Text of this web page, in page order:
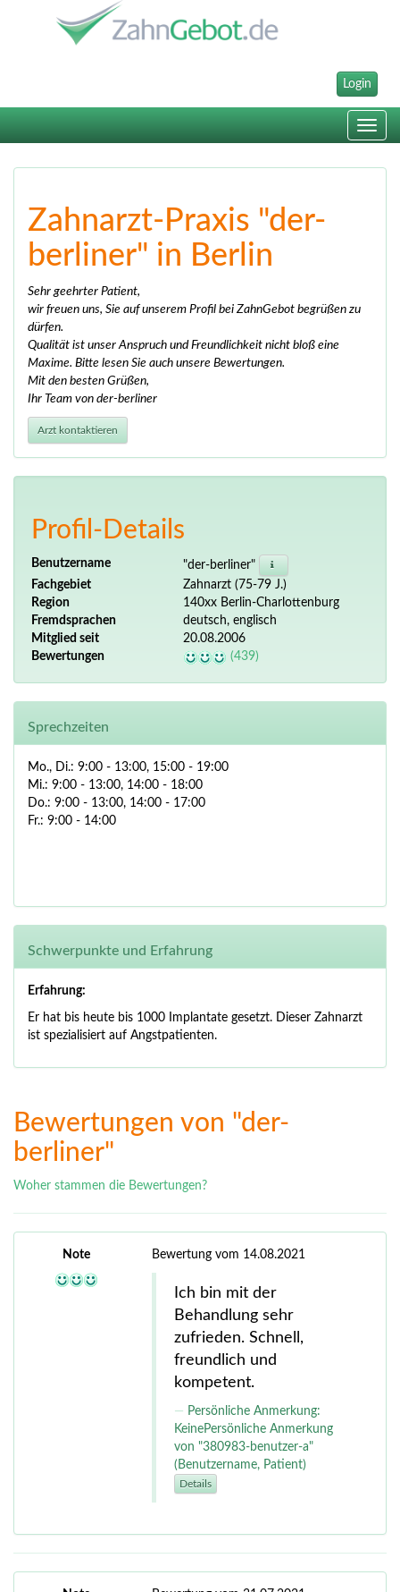
Login
Toggle
Zahnarzt-Praxis "der-
berliner" in Berlin
Sehr geehrter Patient,
wir freuen uns, Sie auf unserem Profil bei ZahnGebot begrüßen zu
dürfen.
Qualität ist unser Anspruch und Freundlichkeit nicht bloß eine
Maxime. Bitte lesen Sie auch unsere Bewertungen.
Mit den besten Grüßen,
Ihr Team von der-berliner
Arzt kontaktieren
Profil-Details
Benutzername
"der-berliner"
Fachgebiet
Zahnarzt (75-79 J.)
Region
140xx Berlin-Charlottenburg
Fremdsprachen
deutsch, englisch
Mitglied seit
20.08.2006
Bewertungen
(439)
Sprechzeiten
Mo., Di.: 9:00 - 13:00, 15:00 - 19:00
Mi.: 9:00 - 13:00, 14:00 - 18:00
Do.: 9:00 - 13:00, 14:00 - 17:00
Fr.: 9:00 - 14:00
Schwerpunkte und Erfahrung
Erfahrung:
Er hat bis heute bis 1000 Implantate gesetzt. Dieser Zahnarzt
ist spezialisiert auf Angstpatienten.
Bewertungen von "der-
berliner"
Woher stammen die Bewertungen?
Note Bewertung vom 14.08.2021
Ich bin mit der
Behandlung sehr
zufrieden. Schnell,
freundlich und
kompetent.
Persönliche Anmerkung:
KeinePersönliche Anmerkung
von "380983-benutzer-a"
(Benutzername, Patient)
Details